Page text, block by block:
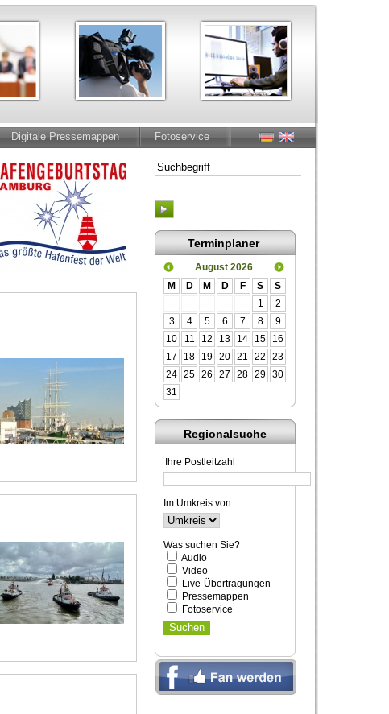
Digitale Pressemappen Fotoservice
Terminplaner
August 2026
M
D M D F S
S
1
2
3
4 5 6 7 8
9
10
11 12 13 14 15
16
17
18 19 20 21 22
23
24 25 26 27 28 29 30
31
Regionalsuche
Ihre Postleitzahl
Im Umkreis von
Was suchen Sie?
Audio
Video
Live-Übertragungen
Pressemappen
Fotoservice